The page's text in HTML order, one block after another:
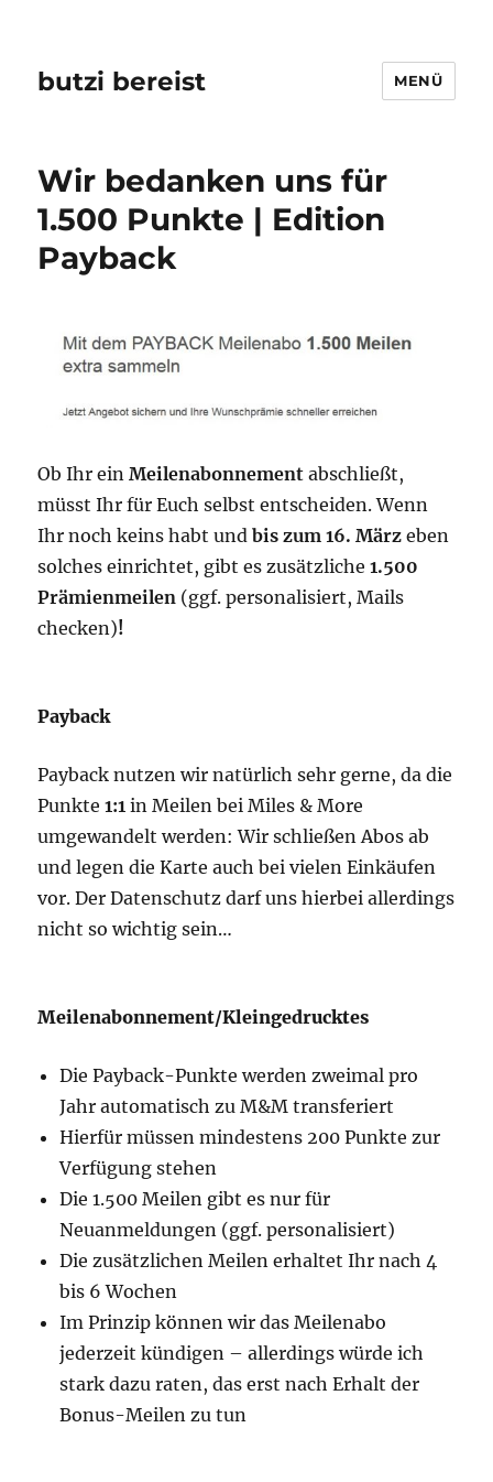
butzi bereist MENÜ
Wir bedanken uns für
1.500 Punkte | Edition
Payback
Ob Ihr einMeilenabonnement abschließt,
müsst Ihr für Euch selbst entscheiden. Wenn
Ihr noch keins habt undbis zum 16. März eben
solches einrichtet, gibt es zusätzliche1.500
Prämienmeilen (ggf. personalisiert, Mails
checken)!
Payback
Payback nutzen wir natürlich sehr gerne, da die
Punkte1:1 in Meilen bei Miles & More
umgewandelt werden: Wir schließen Abos ab
und legen die Karte auch bei vielen Einkäufen
vor. Der Datenschutz darf uns hierbei allerdings
nicht so wichtig sein…
Meilenabonnement/Kleingedrucktes
Die Payback-Punkte werden zweimal pro
Jahr automatisch zu M&M transferiert
Hierfür müssen mindestens 200 Punkte zur
Verfügung stehen
Die 1.500 Meilen gibt es nur für
Neuanmeldungen (ggf. personalisiert)
Die zusätzlichen Meilen erhaltet Ihr nach 4
bis 6 Wochen
Im Prinzip können wir das Meilenabo
jederzeit kündigen – allerdings würde ich
stark dazu raten, das erst nach Erhalt der
Bonus-Meilen zu tun